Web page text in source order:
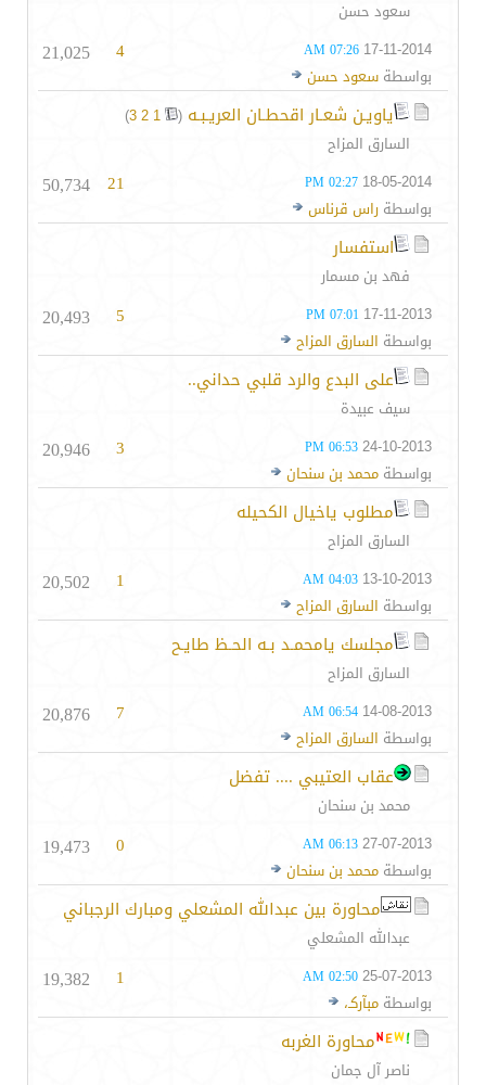
سعود حسن
17-11-2014
07:26 AM
بواسطة سعود حسن
4
21,025
ياويـن شعـار اقحطـان العريـبـه (
1
2
3
)
السارق المزاح
18-05-2014
02:27 PM
بواسطة راس قرناس
21
50,734
استفسار
فهد بن مسمار
17-11-2013
07:01 PM
بواسطة السارق المزاح
5
20,493
على البدع والرد قلبي حداني..
سيف عبيدة
24-10-2013
06:53 PM
بواسطة محمد بن سنحان
3
20,946
مطلوب ياخيال الكحيله
السارق المزاح
13-10-2013
04:03 AM
بواسطة السارق المزاح
1
20,502
مجلسك يامحمـد بـه الحـظ طايـح
السارق المزاح
14-08-2013
06:54 AM
بواسطة السارق المزاح
7
20,876
عقاب العتيبي .... تفضل
محمد بن سنحان
27-07-2013
06:13 AM
بواسطة محمد بن سنحان
0
19,473
محاورة بين عبدالله المشعلي ومبارك الرجباني
عبدالله المشعلي
25-07-2013
02:50 AM
بواسطة مبآركـ،
1
19,382
محاورة الغربه
ناصر آل جمان